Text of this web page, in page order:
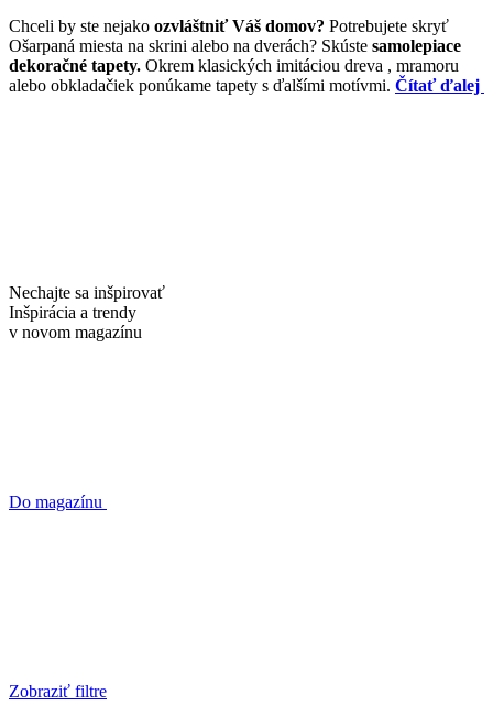
Chceli by ste nejako ozvláštniť Váš domov? Potrebujete skryť
Ošarpaná miesta na skrini alebo na dverách? Skúste samolepiace
dekoračné tapety. Okrem klasických imitáciou dreva , mramoru
alebo obkladačiek ponúkame tapety s ďalšími motívmi. Čítať ďalej
Nechajte sa inšpirovať
Inšpirácia a trendy
v novom magazínu
Do magazínu
Zobraziť filtre